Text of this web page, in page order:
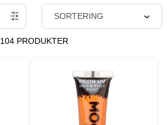
SORTERING
104 PRODUKTER